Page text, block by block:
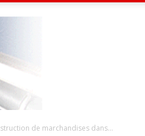
de marchandises dans...